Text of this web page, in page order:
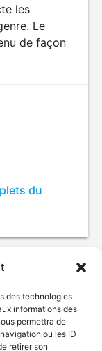
des technologies
informations des
permettra de
ou les ID
retirer son
les
Le
de façon
du